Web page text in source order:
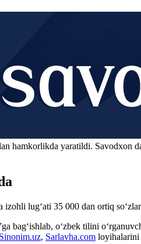
hamkorlikda yaratildi. Savodxon
lug‘ati 35 000 dan ortiq
bag‘ishlab, o‘zbek tilini
Sinonim.uz, Sarlavha.com loyihalarini